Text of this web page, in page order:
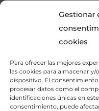
Gestionar
cookies
Para ofrecer las mejores
las cookies para almacenar
dispositivo. El
procesar datos como el
identificaciones únicas en
consentimiento, puede